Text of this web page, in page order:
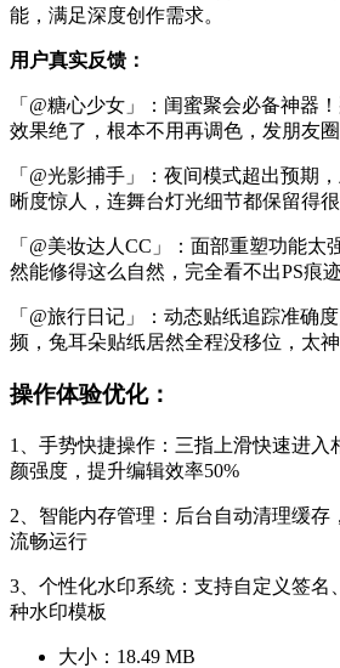
能，满足深度创作需求。
用户真实反馈：
「@糖心少女」：闺蜜聚会必备神器
效果绝了，根本不用再调色，发朋友
「@光影捕手」：夜间模式超出预期
晰度惊人，连舞台灯光细节都保留得很
「@美妆达人CC」：面部重塑功能太
然能修得这么自然，完全看不出PS痕迹
「@旅行日记」：动态贴纸追踪准确
频，兔耳朵贴纸居然全程没移位，太神
操作体验优化：
1、手势快捷操作：三指上滑快速进入
颜强度，提升编辑效率50%
2、智能内存管理：后台自动清理缓存
流畅运行
3、个性化水印系统：支持自定义签名
种水印模板
大小： 18.49 MB